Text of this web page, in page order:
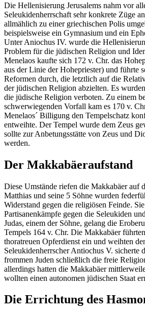
Die Hellenisierung Jerusalems nahm vor
Seleukidenherrschaft sehr konkrete Züge
allmählich zu einer griechischen Polis
beispielsweise ein Gymnasium und ein
Unter Aniochus IV. wurde die
Problem für die jüdischen Religion und
Menelaos kaufte sich 172 v. Chr. das
aus der Linie der Hohepriester) und führte
Reformen durch, die letztlich auf die
der jüdischen Religion abzielten. Es
die jüdische Religion verboten. Zu einem
schwerwiegenden Vorfall kam es 170 v.
Menelaos´ Billigung den Tempelschatz
entweihte. Der Tempel wurde dem Zeus
sollte zur Anbetungsstätte von Zeus und
werden.
Der Makkabäeraufstand
Diese Umstände riefen die Makkabäer auf
Matthias und seine 5 Söhne wurden
Widerstand gegen die religiösen Feinde.
Partisanenkämpfe gegen die Seleukiden
Judas, einem der Söhne, gelang die
Tempels 164 v. Chr. Die Makkabäer
thoratreuen Opferdienst ein und weihten
Seleukidenherrscher Antiochus V. sicherte
frommen Juden schließlich die freie
allerdings hatten die Makkabäer
wollten einen autonomen jüdischen Staat
Die Errichtung des